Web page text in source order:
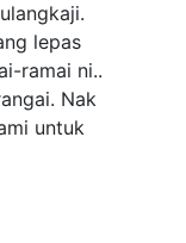
lepas
ramai ni..
Nak
untuk